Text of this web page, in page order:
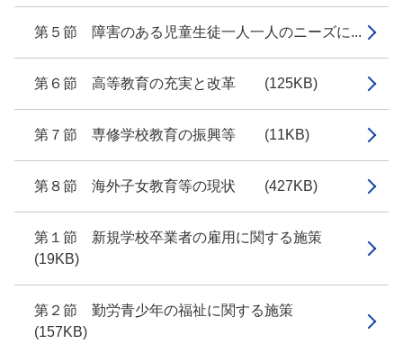
第５節 障害のある児童生徒一人一人のニーズに...
第６節 高等教育の充実と改革 (125KB)
第７節 専修学校教育の振興等 (11KB)
第８節 海外子女教育等の現状 (427KB)
第１節 新規学校卒業者の雇用に関する施策
(19KB)
第２節 勤労青少年の福祉に関する施策
(157KB)